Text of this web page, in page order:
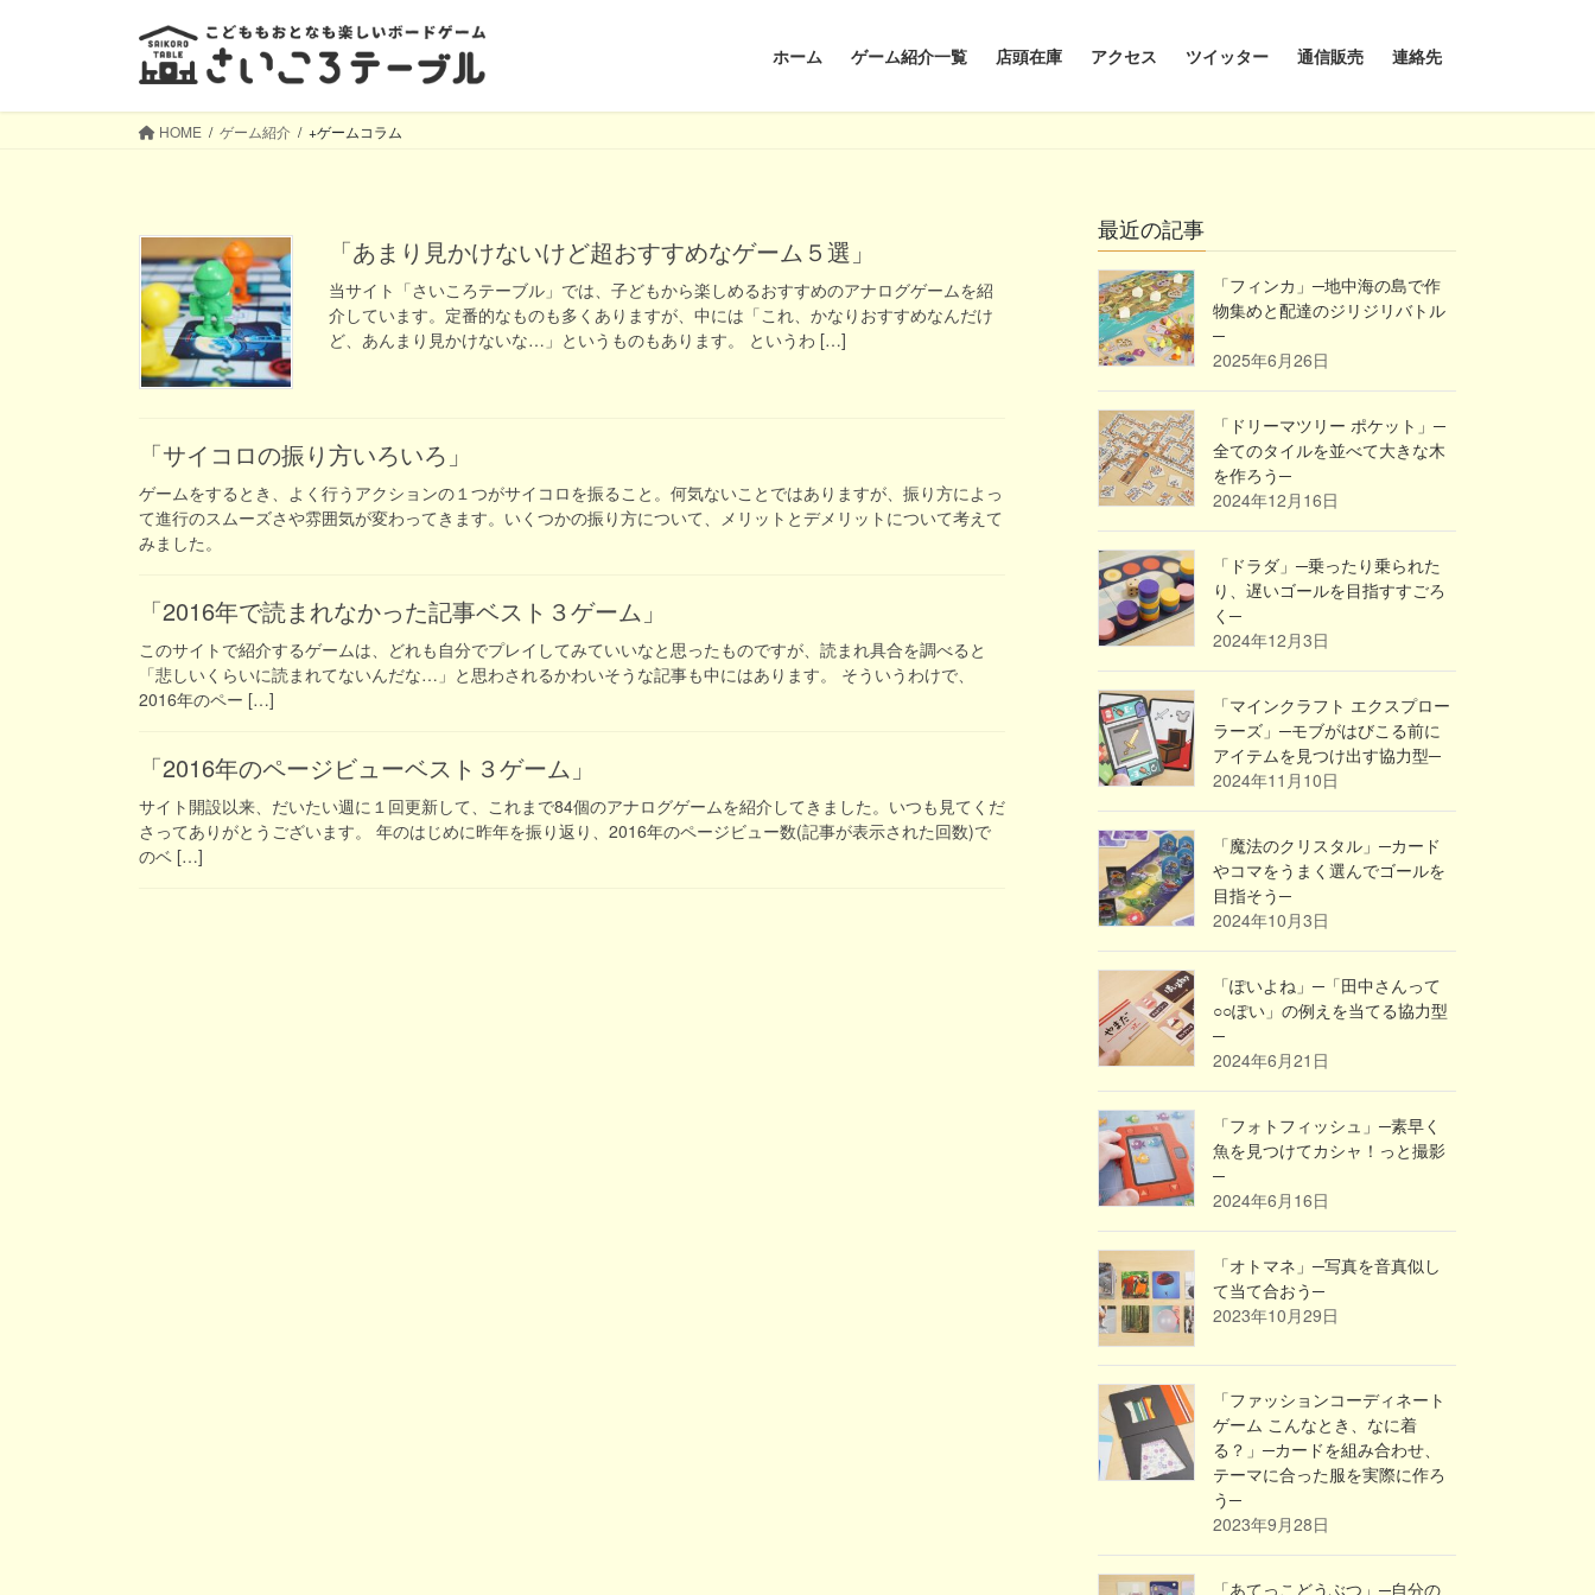
ホーム ゲーム紹介一覧 店頭在庫 アクセス ツイッター 通信販売 連絡先
HOME ゲーム紹介 +ゲームコラム
「あまり見かけないけど超おすすめなゲーム５選」
当サイト「さいころテーブル」では、子どもから楽しめるおすすめのアナログゲームを紹
介しています。定番的なものも多くありますが、中には「これ、かなりおすすめなんだけ
ど、あんまり見かけないな…」というものもあります。 というわ […]
「サイコロの振り方いろいろ」
ゲームをするとき、よく行うアクションの１つがサイコロを振ること。何気ないことではありますが、振り方によっ
て進行のスムーズさや雰囲気が変わってきます。いくつかの振り方について、メリットとデメリットについて考えて
みました。
「2016年で読まれなかった記事ベスト３ゲーム」
このサイトで紹介するゲームは、どれも自分でプレイしてみていいなと思ったものですが、読まれ具合を調べると
「悲しいくらいに読まれてないんだな…」と思わされるかわいそうな記事も中にはあります。 そういうわけで、
2016年のペー […]
「2016年のページビューベスト３ゲーム」
サイト開設以来、だいたい週に１回更新して、これまで84個のアナログゲームを紹介してきました。いつも見てくだ
さってありがとうございます。 年のはじめに昨年を振り返り、2016年のページビュー数(記事が表示された回数)で
のベ […]
最近の記事
「フィンカ」─地中海の島で作
物集めと配達のジリジリバトル
─
2025年6月26日
「ドリーマツリー ポケット」─
全てのタイルを並べて大きな木
を作ろう─
2024年12月16日
「ドラダ」─乗ったり乗られた
り、遅いゴールを目指すすごろ
く─
2024年12月3日
「マインクラフト エクスプロー
ラーズ」─モブがはびこる前に
アイテムを見つけ出す協力型─
2024年11月10日
「魔法のクリスタル」─カード
やコマをうまく選んでゴールを
目指そう─
2024年10月3日
「ぽいよね」─「田中さんって
○○ぽい」の例えを当てる協力型
─
2024年6月21日
「フォトフィッシュ」─素早く
魚を見つけてカシャ！っと撮影
─
2024年6月16日
「オトマネ」─写真を音真似し
て当て合おう─
2023年10月29日
「ファッションコーディネート
ゲーム こんなとき、なに着
る？」─カードを組み合わせ、
テーマに合った服を実際に作ろ
う─
2023年9月28日
「あてっこどうぶつ」─自分の